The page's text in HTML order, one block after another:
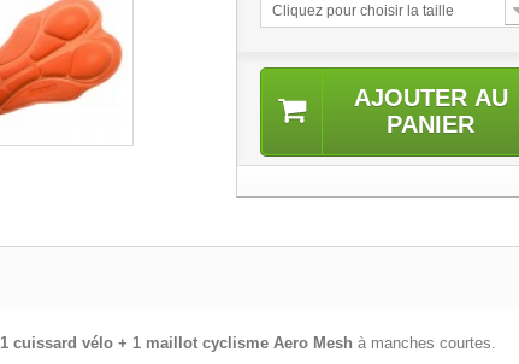
Cliquez pour choisir la taille
AJOUTER AU
PANIER
1 cuissard vélo + 1 maillot cyclisme Aero Mesh à manches courtes.